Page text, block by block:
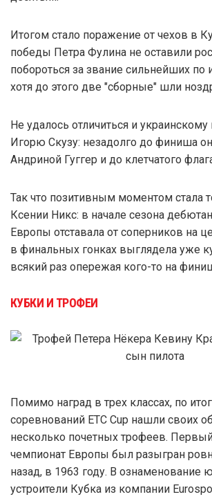
Итогом стало поражение от чехов в
победы Петра Фулина не оставили
побороться за звание сильнейших по
хотя до этого две "сборные" шли
Не удалось отличиться и украинскому
Игорю Скузу: незадолго до финиша он
Андриной Гуггер и до клетчатого
Так что позитивным моментом стала
Ксении Никс: в начале сезона
Европы отставала от соперников на
в финальных гонках выглядела уже
всякий раз опережая кого-то на
КУБКИ И ТРОФЕИ
Помимо наград в трех классах, по
соревнований ETC Cup нашли своих
несколько почетных трофеев.
чемпионат Европы был разыгран
назад, в 1963 году. В ознаменование
устроители Кубка из компании